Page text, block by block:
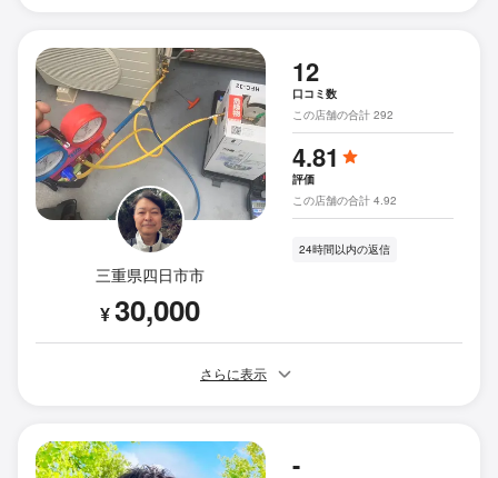
三重県四日市市
¥30,000
12
口コミ数
この店舗の合計 292
4.81
評価
この店舗の合計 4.92
24時間以内の返信
さらに表示
-